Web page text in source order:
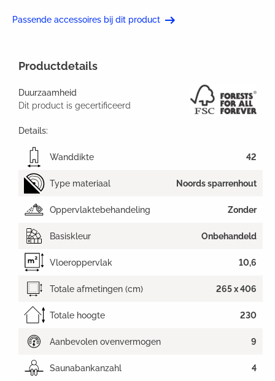
Passende accessoires bij dit product
Productdetails
Duurzaamheid
Dit product is gecertificeerd
Details:
Wanddikte 42
Type materiaal Noords sparrenhout
Oppervlaktebehandeling Zonder
Basiskleur Onbehandeld
Vloeroppervlak 10,6
Totale afmetingen (cm) 265 x 406
Totale hoogte 230
Aanbevolen ovenvermogen 9
Saunabankanzahl 4